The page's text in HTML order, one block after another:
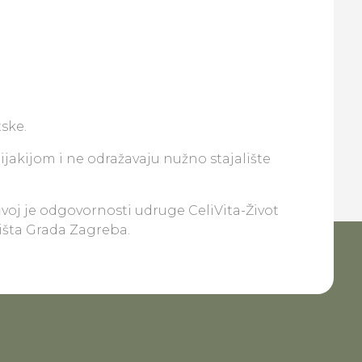
i ne odražavaju nužno stajalište
je odgovornosti udruge CeliVita-Život
Grada Zagreba.